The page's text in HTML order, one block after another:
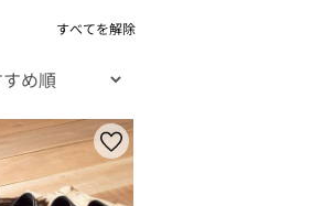
すべてを解除